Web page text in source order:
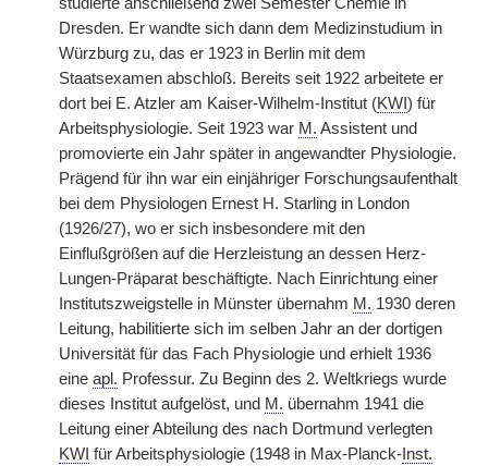
Dresden. Er wandte sich dann dem Medizinstudium in
Würzburg zu, das er 1923 in Berlin mit dem
Staatsexamen abschloß. Bereits seit 1922 arbeitete er
dort bei E. Atzler am Kaiser-Wilhelm-Institut (KWI ) für
Arbeitsphysiologie. Seit 1923 war M. Assistent und
promovierte ein Jahr später in angewandter Physiologie.
Prägend für ihn war ein einjähriger Forschungsaufenthalt
bei dem Physiologen Ernest H. Starling in London
(1926/27), wo er sich insbesondere mit den
Einflußgrößen auf die Herzleistung an dessen Herz-
Lungen-Präparat beschäftigte. Nach Einrichtung einer
Institutszweigstelle in Münster übernahm M. 1930 deren
Leitung, habilitierte sich im selben Jahr an der dortigen
Universität für das Fach Physiologie und erhielt 1936
eine apl. Professur. Zu Beginn des 2. Weltkriegs wurde
dieses Institut aufgelöst, und M. übernahm 1941 die
Leitung einer Abteilung des nach Dortmund verlegten
KWI für Arbeitsphysiologie (1948 in Max-Planck- Inst.